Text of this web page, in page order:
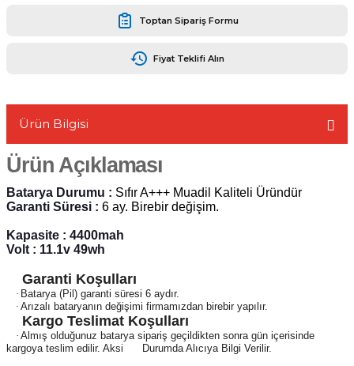
Toptan Sipariş Formu
Fiyat Teklifi Alın
Ürün Bilgisi
Ürün Açıklaması
Batarya Durumu : Sıfır A+++ Muadil Kaliteli Üründür
Garanti Süresi : 6 ay. Birebir değişim.
Kapasite : 4400mah
Volt : 11.1v 49wh
Garanti Koşulları
· Batarya (Pil) garanti süresi 6 aydır.
· Arızalı bataryanın değişimi firmamızdan birebir yapılır.
Kargo Teslimat Koşulları
· Almış olduğunuz batarya sipariş geçildikten sonra gün içerisinde
kargoya teslim edilir. Aksi
Durumda Alıcıya Bilgi Verilir.